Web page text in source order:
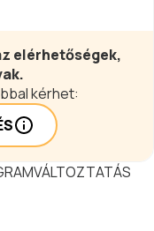
elérhetőségek,
kérhet: